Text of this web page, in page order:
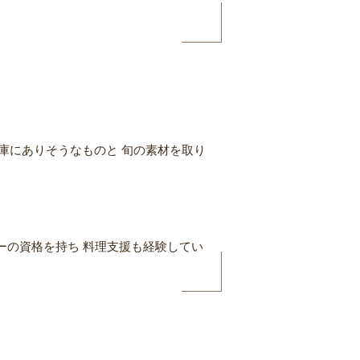
にありそうなものと 旬の素材を取り
の資格を持ち 料理支援も経験してい